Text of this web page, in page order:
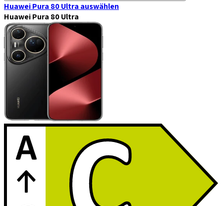
Huawei Pura 80 Ultra auswählen
Huawei Pura 80 Ultra